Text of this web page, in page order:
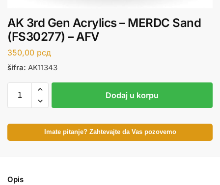
AK 3rd Gen Acrylics – MERDC Sand
(FS30277) – AFV
350,00 рсд
šifra: AK11343
Dodaj u korpu
Imate pitanje? Zahtevajte da Vas pozovemo
Opis